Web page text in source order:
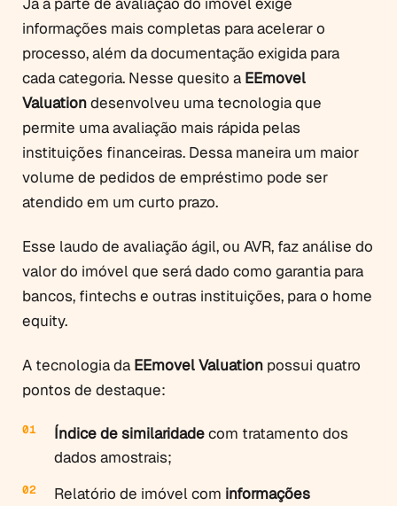
informações mais completas para acelerar o
processo, além da documentação exigida para
cada categoria. Nesse quesito a EEmovel
Valuationdesenvolveu uma tecnologia que
permite uma avaliação mais rápida pelas
instituições financeiras. Dessa maneira um maior
volume de pedidos de empréstimo pode ser
atendido em um curto prazo.
Esse laudo de avaliação ágil, ou AVR, faz análise do
valor do imóvel que será dado como garantia para
bancos, fintechs e outras instituições, para o home
equity.
A tecnologia da EEmovel Valuation possui quatro
pontos de destaque:
Índice de similaridadecom tratamento dos
dados amostrais;
Relatório de imóvel com informações